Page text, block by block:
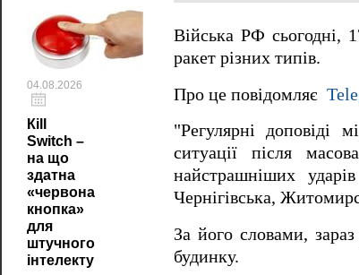
04.08.2026
Кill
Switch –
на що
здатна
«червона
кнопка»
для
штучного
інтелекту
Війська РФ сьогодні,
ракет різних типів.
Про це повідомляє
"Регулярні доповіді
ситуації після
найстрашніших
Чернігівська,
За його словами,
будинку.